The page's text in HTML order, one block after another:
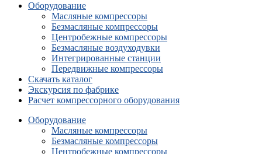
Оборудование
Масляные компрессоры
Безмасляные компрессоры
Центробежные компрессоры
Безмасляные воздуходувки
Интегрированные станции
Передвижные компрессоры
Скачать каталог
Экскурсия по фабрике
Расчет компрессорного оборудования
Оборудование
Масляные компрессоры
Безмасляные компрессоры
Центробежные компрессоры